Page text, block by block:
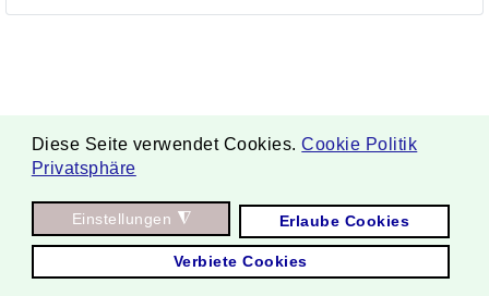
Diese Seite verwendet Cookies. Cookie Politik
Privatsphäre
Einstellungen ◮ Erlaube Cookies
Verbiete Cookies
. Copyright ©
2026 Borgmann Aquaponik & Hydroponik.
All Rights Reserved.